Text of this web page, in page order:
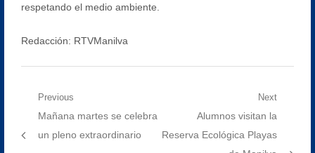
respetando el medio ambiente.
Redacción: RTVManilva
Navegación
Previous
Previous
post:
Mañana martes se celebra
un pleno extraordinario
Next
Next
post:
Alumnos visitan la
Reserva Ecológica Playas